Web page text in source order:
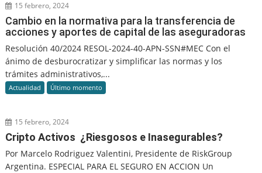
15 febrero, 2024
Cambio en la normativa para la transferencia de
acciones y aportes de capital de las aseguradoras
Resolución 40/2024 RESOL-2024-40-APN-SSN#MEC Con el
ánimo de desburocratizar y simplificar las normas y los
trámites administrativos,...
Actualidad Último momento
15 febrero, 2024
Cripto Activos ¿Riesgosos e Inasegurables?
Por Marcelo Rodriguez Valentini, Presidente de RiskGroup
Argentina. ESPECIAL PARA EL SEGURO EN ACCION Un